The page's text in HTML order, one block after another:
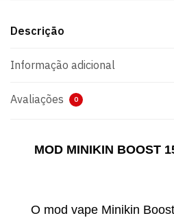
Descrição
Informação adicional
Avaliações 0
MOD MINIKIN BOOST
O mod vape Minikin